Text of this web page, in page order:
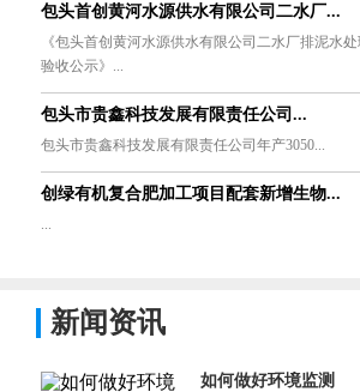
包头首创黄河水源供水有限公司二水厂...
《包头首创黄河水源供水有限公司二水厂排泥水
验收公示》...
包头市贵鑫科技发展有限责任公司...
包头市贵鑫科技发展有限责任公司年产3050...
创绿有机复合肥加工项目配套新增生物...
...
新闻资讯
如何做好环境监测